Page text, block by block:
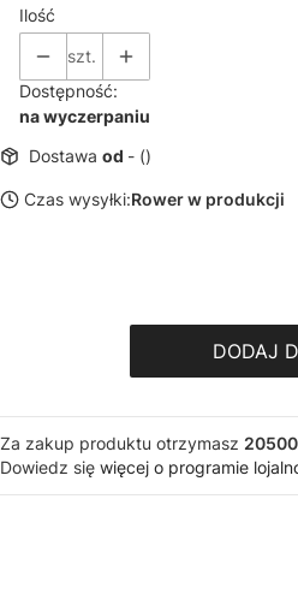
Ilość
szt.
Dostępność:
na wyczerpaniu
Dostawa od - ()
Czas wysyłki:Rower w produkcji
DODAJ
Za zakup produktu otrzymasz
Dowiedz się więcej o programie